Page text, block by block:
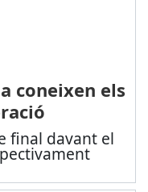
coneixen els
final davant el